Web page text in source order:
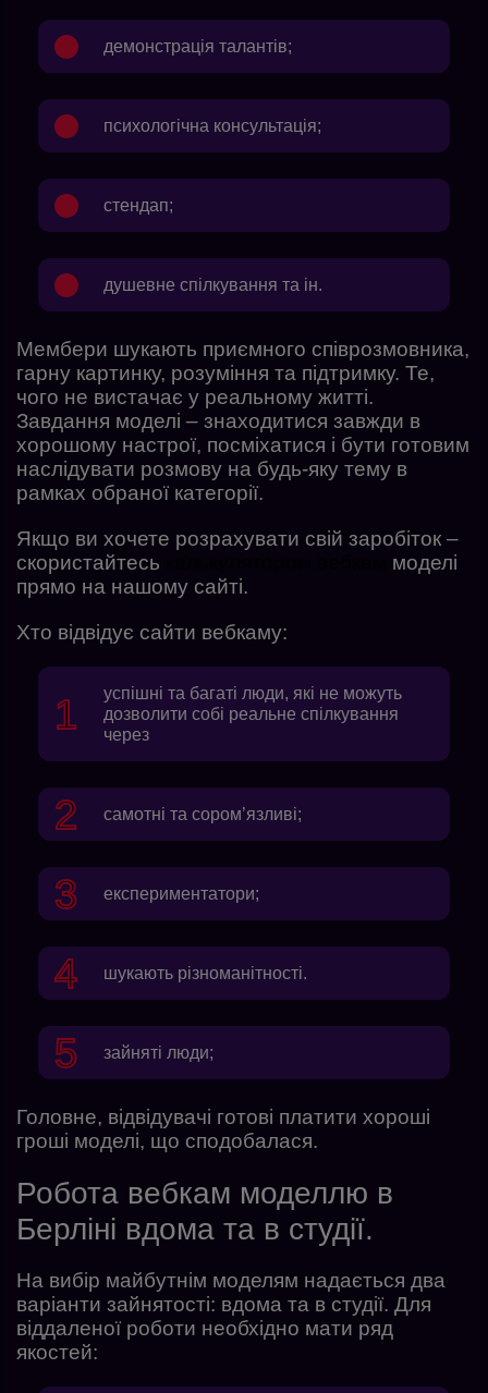
демонстрація талантів;
психологічна консультація;
стендап;
душевне спілкування та ін.
Мембери шукають приємного співрозмовника,
гарну картинку, розуміння та підтримку. Те,
чого не вистачає у реальному житті.
Завдання моделі – знаходитися завжди в
хорошому настрої, посміхатися і бути готовим
наслідувати розмову на будь-яку тему в
рамках обраної категорії.
Якщо ви хочете розрахувати свій заробіток –
скористайтесь
моделі
прямо на нашому сайті.
Хто відвідує сайти вебкаму:
успішні та багаті люди, які не можуть
дозволити собі реальне спілкування
через
самотні та сором’язливі;
експериментатори;
шукають різноманітності.
зайняті люди;
Головне, відвідувачі готові платити хороші
гроші моделі, що сподобалася.
Робота вебкам моделлю в
Берліні вдома та в студії.
На вибір майбутнім моделям надається два
варіанти зайнятості: вдома та в студії. Для
віддаленої роботи необхідно мати ряд
якостей: